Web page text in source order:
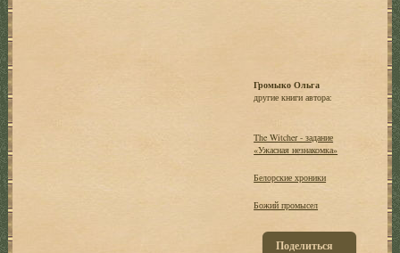
Громыко Ольга
другие книги автора:
The Witcher - задание
«Ужасная незнакомка»
Белорские хроники
Божий промысел
Поделиться